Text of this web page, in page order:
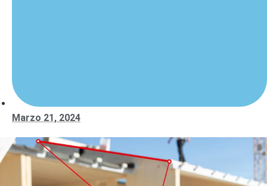
Marzo 21, 2024